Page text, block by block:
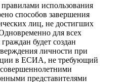
использования
способов завершения
лиц, не достигших
для всех
будет создан
личности при
в ЕСИА, не требующий
представителями